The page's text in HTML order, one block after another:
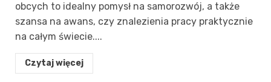
obcych to idealny pomysł na samorozwój, a także
szansa na awans, czy znalezienia pracy praktycznie
na całym świecie....
Czytaj więcej